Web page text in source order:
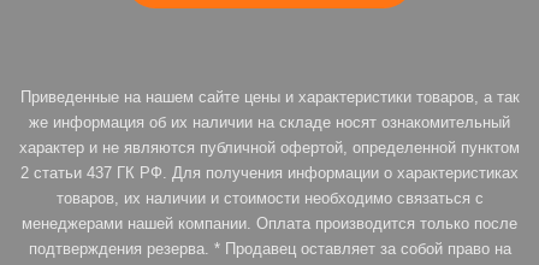
Приведенные на нашем сайте цены и характеристики товаров, а так
же информация об их наличии на складе носят ознакомительный
характер и не являются публичной офертой, определенной пунктом
2 статьи 437 ГК РФ. Для получения информации о характеристиках
товаров, их наличии и стоимости необходимо связаться с
менеджерами нашей компании. Оплата производится только после
подтверждения резерва. * Продавец оставляет за собой право на